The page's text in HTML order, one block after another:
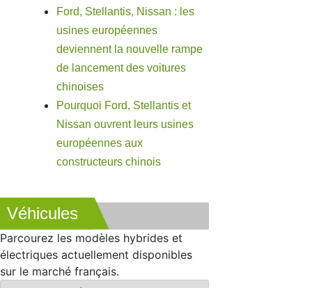
Ford, Stellantis, Nissan : les
usines européennes
deviennent la nouvelle rampe
de lancement des voitures
chinoises
Pourquoi Ford, Stellantis et
Nissan ouvrent leurs usines
européennes aux
constructeurs chinois
Véhicules
Parcourez les modèles hybrides et
électriques actuellement disponibles
sur le marché français.